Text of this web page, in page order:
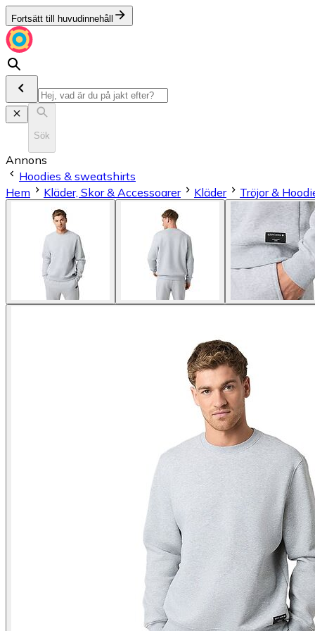
Fortsätt till huvudinnehåll
Sök
Annons
Hoodies & sweatshirts
Hem
Kläder, Skor & Accessoarer Kläder Tröjor &